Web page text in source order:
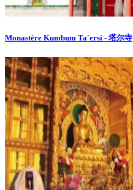
Monastère Kumbum Ta'ersi - 塔尔寺